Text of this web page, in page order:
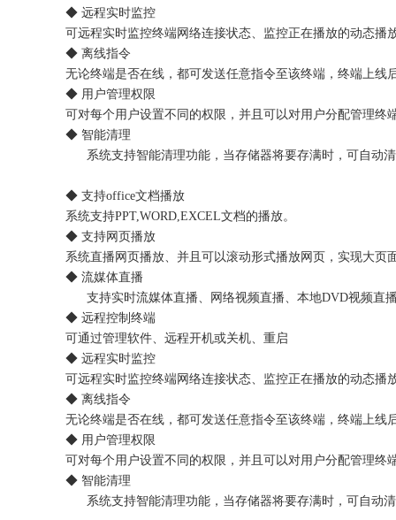
◆ 远程实时监控
可远程实时监控终端网络连接状态、监控正在播放的动态
◆ 离线指令
无论终端是否在线，都可发送任意指令至该终端，终端上线
◆ 用户管理权限
可对每个用户设置不同的权限，并且可以对用户分配管理终
◆ 智能清理
系统支持智能清理功能，当存储器将要存满时，可自动
◆ 支持office文档播放
系统支持PPT,WORD,EXCEL文档的播放。
◆ 支持网页播放
系统直播网页播放、并且可以滚动形式播放网页，实现大页
◆ 流媒体直播
支持实时流媒体直播、网络视频直播、本地DVD视频直
◆ 远程控制终端
可通过管理软件、远程开机或关机、重启
◆ 远程实时监控
可远程实时监控终端网络连接状态、监控正在播放的动态
◆ 离线指令
无论终端是否在线，都可发送任意指令至该终端，终端上线
◆ 用户管理权限
可对每个用户设置不同的权限，并且可以对用户分配管理终
◆ 智能清理
系统支持智能清理功能，当存储器将要存满时，可自动